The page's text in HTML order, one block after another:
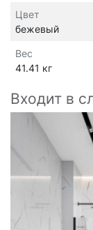
Цвет
бежевый
Вес
41.41 кг
Входит в